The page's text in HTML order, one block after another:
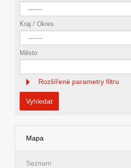
Kraj / Okres
Město
Rozšířené parametry filtru
Vyhledat
Mapa
Seznam